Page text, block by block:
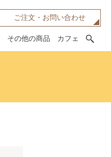
ご注文・お問い合わせ
その他の商品 カフェ